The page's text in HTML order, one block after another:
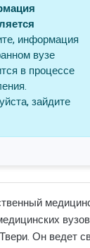
информация
вузе
в процессе
зайдите
Он ведет